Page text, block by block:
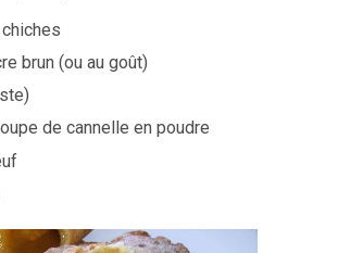
brun (ou au goût)
de cannelle en poudre